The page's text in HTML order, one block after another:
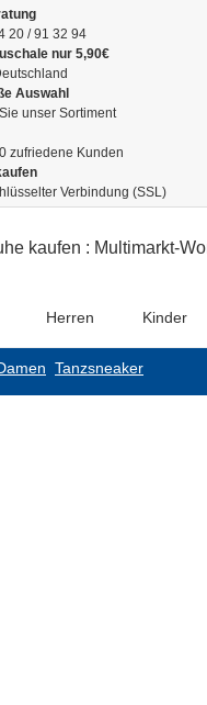
20 / 91 32 94
nur 5,90€
Auswahl
unser Sortiment
zufriedene Kunden
Verbindung (SSL)
Herren Kinder
Tanzsneaker